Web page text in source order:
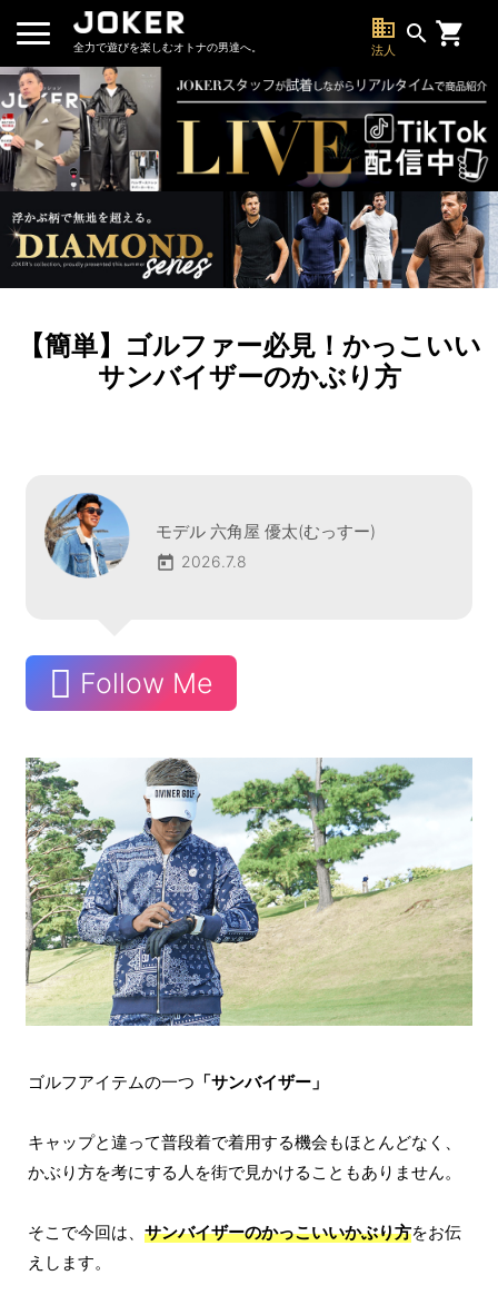
全力で遊びを楽しむオトナの男達へ。
business
法人
search
【簡単】ゴルファー必見！かっこいい
サンバイザーのかぶり方
モデル 六角屋 優太(むっすー)
2026.7.8
Follow Me
ゴルフアイテムの一つ 「サンバイザー」
キャップと違って普段着で着用する機会もほとんどなく、
かぶり方を考にする人を街で見かけることもありません。
そこで今回は、 サンバイザーのかっこいいかぶり方をお伝
えします。